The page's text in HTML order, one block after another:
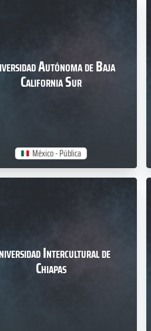
México - Pública
Autónoma de Baja
California Sur
Intercultural de
Chiapas